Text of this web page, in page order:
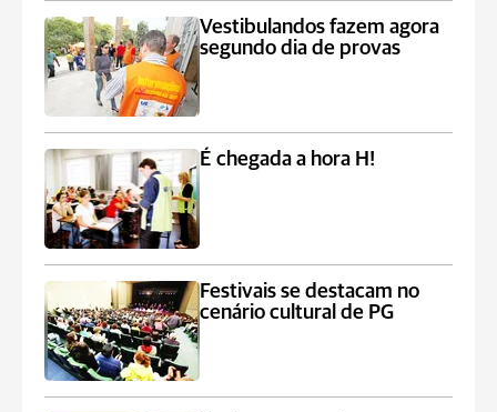
Vestibulandos fazem agora
segundo dia de provas
É chegada a hora H!
Festivais se destacam no
cenário cultural de PG